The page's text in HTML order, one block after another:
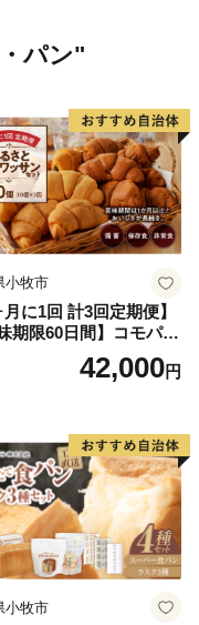
パン"
小牧市
月に1回 計3回定期便】
期限60日間】コモパ
るさとクロワッサンセ
計90個）／災害用備蓄
42,000円
小牧市